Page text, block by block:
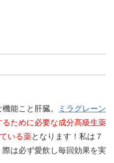
能こと肝臓。
ミラグレーン
ために必要な成分高級生薬
いる薬となります！私は７
は必ず愛飲し毎回効果を実